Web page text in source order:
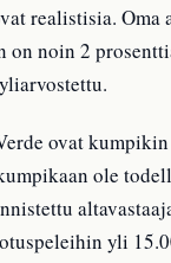
realistisia. Oma
on noin 2
ovat
ole
yli